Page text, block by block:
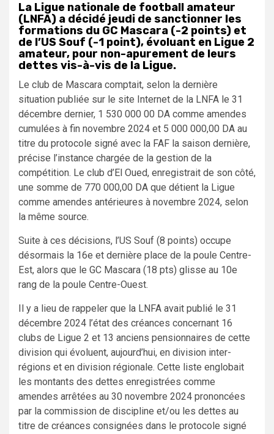
La Ligue nationale de football amateur
(LNFA) a décidé jeudi de sanctionner les
formations du GC Mascara (-2 points) et
de l’US Souf (-1 point), évoluant en Ligue 2
amateur, pour non-apurement de leurs
dettes vis-à-vis de la Ligue.
Le club de Mascara comptait, selon la dernière
situation publiée sur le site Internet de la LNFA le 31
décembre dernier, 1 530 000 00 DA comme amendes
cumulées à fin novembre 2024 et 5 000 000,00 DA au
titre du protocole signé avec la FAF la saison dernière,
précise l’instance chargée de la gestion de la
compétition. Le club d’El Oued, enregistrait de son côté,
une somme de 770 000,00 DA que détient la Ligue
comme amendes antérieures à novembre 2024, selon
la même source.
Suite à ces décisions, l’US Souf (8 points) occupe
désormais la 16e et dernière place de la poule Centre-
Est, alors que le GC Mascara (18 pts) glisse au 10e
rang de la poule Centre-Ouest.
Il y a lieu de rappeler que la LNFA avait publié le 31
décembre 2024 l’état des créances concernant 16
clubs de Ligue 2 et 13 anciens pensionnaires de cette
division qui évoluent, aujourd’hui, en division inter-
régions et en division régionale. Cette liste englobait
les montants des dettes enregistrées comme
amendes arrêtées au 30 novembre 2024 prononcées
par la commission de discipline et/ou les dettes au
titre de créances consignées dans le protocole signé